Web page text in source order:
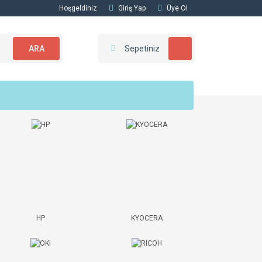
Hoşgeldiniz Giriş Yap Üye Ol
ARA Sepetiniz
HP KYOCERA